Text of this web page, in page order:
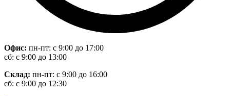
Офис: пн-пт: с 9:00 до 17:00
сб: с 9:00 до 13:00
Склад: пн-пт: с 9:00 до 16:00
сб: с 9:00 до 12:30